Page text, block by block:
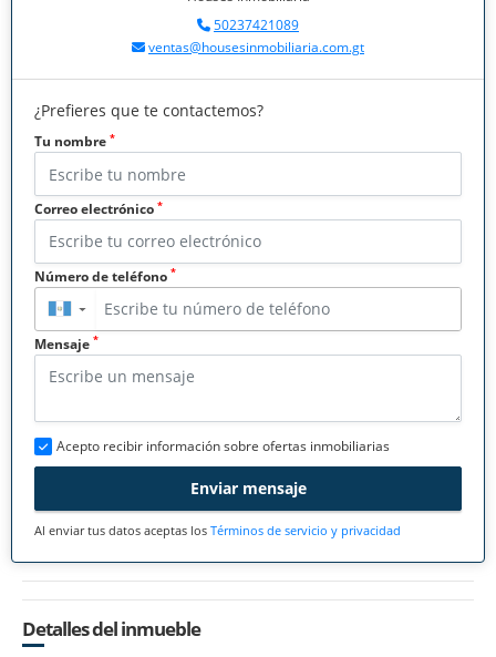
50237421089
ventas@housesinmobiliaria.com.gt
¿Prefieres que te contactemos?
Tu nombre *
Correo electrónico *
Número de teléfono *
▼
Mensaje *
Acepto recibir información sobre ofertas inmobiliarias
Enviar mensaje
Al enviar tus datos aceptas los Términos de servicio y privacidad
Detalles del inmueble